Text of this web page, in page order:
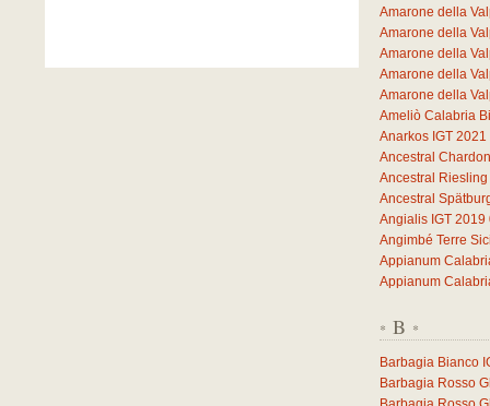
Amarone della
Amarone della
Amarone della
Amarone della
Amarone della
Ameliò Calabria
Anarkos IGT 2021
Ancestral
Ancestral
Ancestral
Angialis IGT 2019
Angimbé Terre
Appianum
Appianum
* B *
Barbagia Bianco
Barbagia Rosso